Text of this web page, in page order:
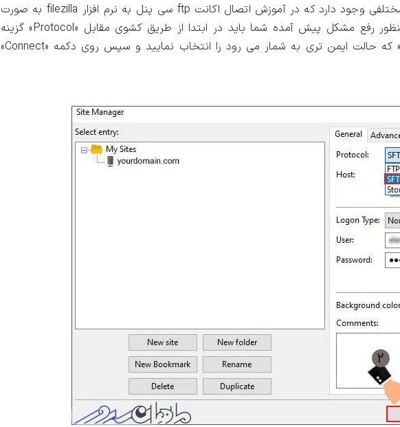
که به برای شما باز می شود، تنظیمات مختلفی وجود دارد که در آموزش اتصال اکانت ftp سی پنل به نرم افزار filezilla به صورت
دقیق به آنها اشاره شده است. اما به منظور رفع مشکل پیش آمده شما باید در ابتدا از طریق کشوی مقابل «Protocol» گزینه
«SFTP – SSH File Transfer Protocol» که حالت ایمن تری به شمار می رود را انتخاب نمایید و سپس روی دکمه «Connect»